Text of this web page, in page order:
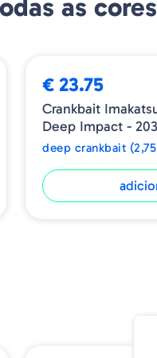
Peso - 21gr
as cores
€ 23.75
Crankbait
Deep Impact -
deep crankbait